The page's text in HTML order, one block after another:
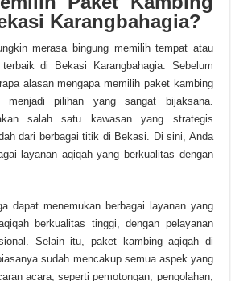
Karangbahagia?
merasa bingung memilih tempat atau
di Bekasi Karangbahagia. Sebelum
alasan mengapa memilih paket kambing
pilihan yang sangat bijaksana.
salah satu kawasan yang strategis
dari berbagai titik di Bekasi. Di sini, Anda
layanan aqiqah yang berkualitas dengan
dapat menemukan berbagai layanan yang
berkualitas tinggi, dengan pelayanan
Selain itu, paket kambing aqiqah di
sudah mencakup semua aspek yang
acara, seperti pemotongan, pengolahan,